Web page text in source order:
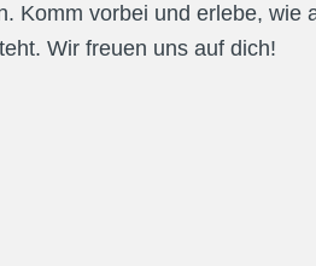
Komm vorbei und erlebe, wie
Wir freuen uns auf dich!